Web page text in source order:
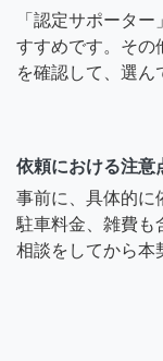
「認定サポータ
すすめです。その
を確認して、選ん
依頼における注意
事前に、具体的に
駐車料金、雑費も
相談をしてから本